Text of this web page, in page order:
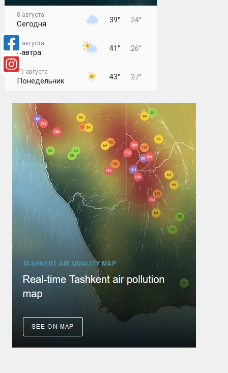
8 августа
Сегодня 39° 24°
9 августа
Завтра 41° 26°
10 августа
Понедельник 43° 27°
Вторник 43° 30°
12 августа
Среда 31°
13 августа
Четверг 42° 28°
42° 28°